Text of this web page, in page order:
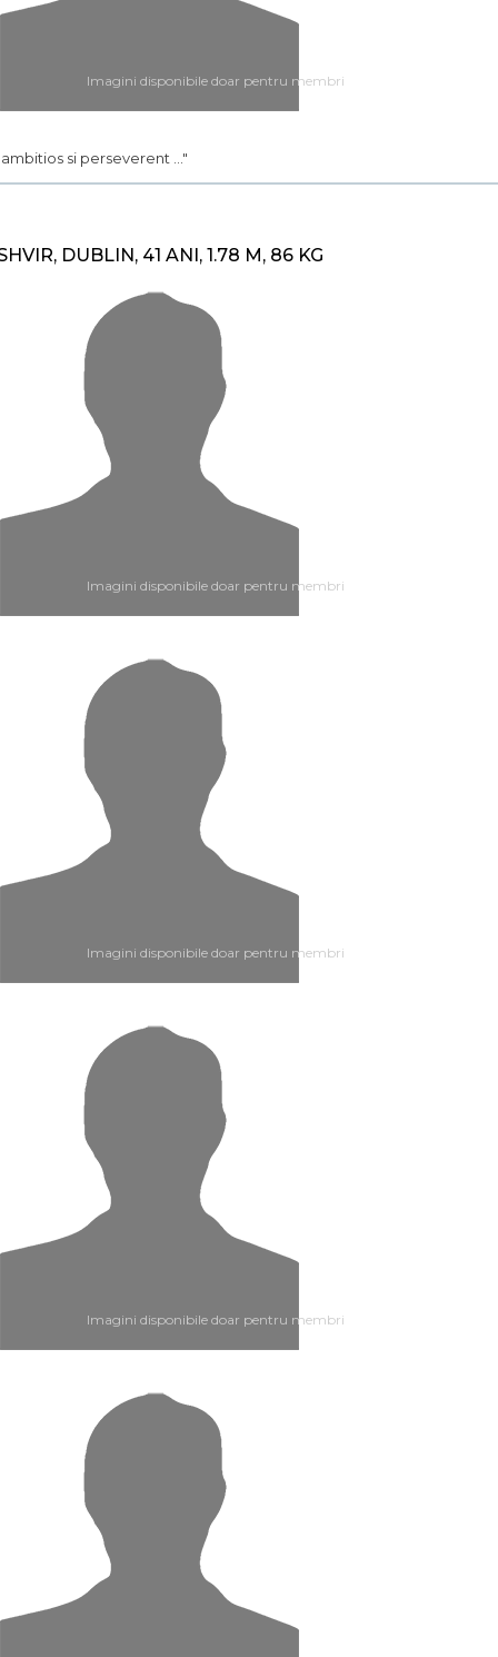
Imagini disponibile doar pentru membri
ambitios si perseverent ..."
DUBLIN, 41 ANI, 1.78 M, 86 KG
Imagini disponibile doar pentru membri
Imagini disponibile doar pentru membri
Imagini disponibile doar pentru membri